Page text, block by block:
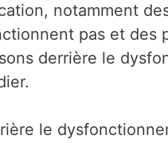
notamment
pas et des
derrière le
le